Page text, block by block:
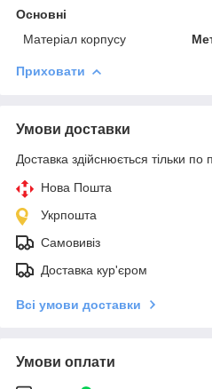
Основні
Матеріал корпусу
Приховати
Умови доставки
Доставка здійснюється тільки по
Нова Пошта
Укрпошта
Самовивіз
Доставка кур'єром
Всі умови доставки
Умови оплати